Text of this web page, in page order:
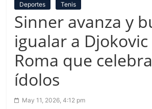
Deportes Tenis
Sinner avanza y
igualar a
Roma que
ídolos
May 11, 2026, 4:12 pm